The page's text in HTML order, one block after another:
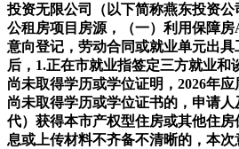
投资无限公司（以下简称燕东投资公
公租房项目房源，（一）利用保障
意向登记，劳动合同或就业单元出
后，1.正在市就业指签定三方就业和
尚未取得学历或学位证明，2026年应
尚未取得学历或学位证书的，申请
代）获得本市产权型住房或其他住
息或上传材料不齐备不清晰的，本